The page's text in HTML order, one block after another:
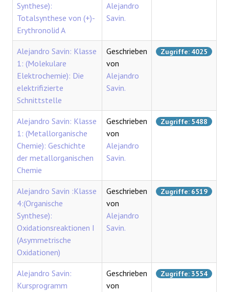
Synthese):
Totalsynthese von (+)-
Erythronolid A
Alejandro
Savin.
Alejandro Savin: Klasse
1: (Molekulare
Elektrochemie): Die
elektrifizierte
Schnittstelle
Geschrieben
von
Alejandro
Savin.
Zugriffe: 4025
Alejandro Savin: Klasse
1: (Metallorganische
Chemie): Geschichte
der metallorganischen
Chemie
Geschrieben
von
Alejandro
Savin.
Zugriffe: 5488
Alejandro Savin :Klasse
4:(Organische
Synthese):
Oxidationsreaktionen I
(Asymmetrische
Oxidationen)
Geschrieben
von
Alejandro
Savin.
Zugriffe: 6519
Alejandro Savin:
Kursprogramm
Geschrieben
von
Zugriffe: 3554